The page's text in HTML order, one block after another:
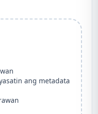
ang metadata